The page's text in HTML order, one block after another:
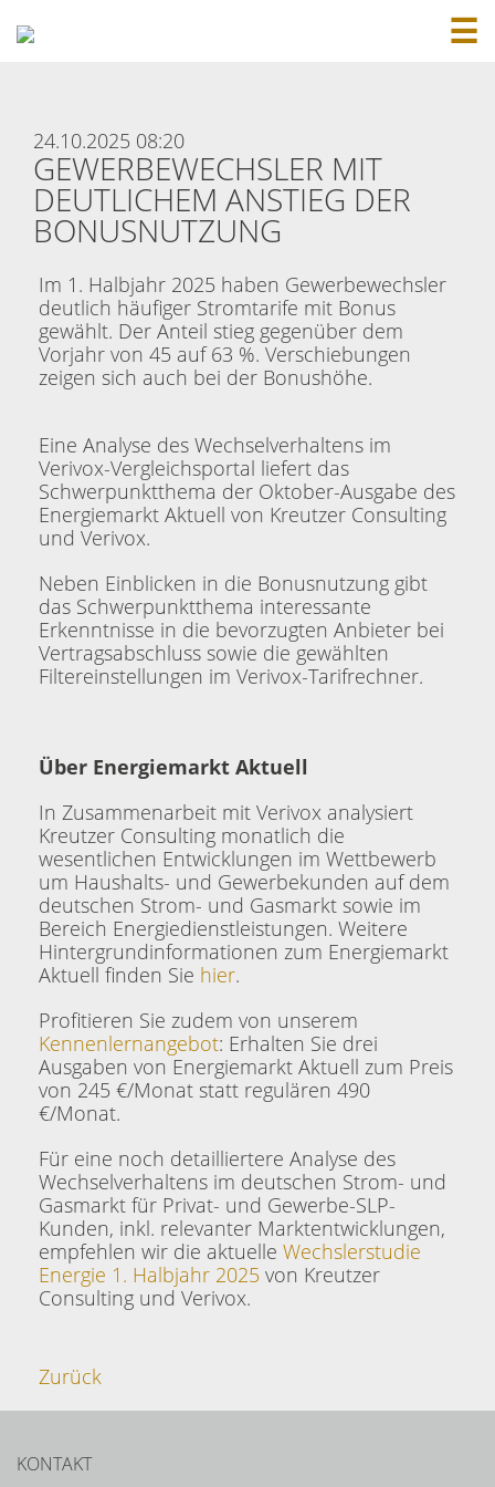
☰
24.10.2025 08:20
GEWERBEWECHSLER MIT
DEUTLICHEM ANSTIEG DER
BONUSNUTZUNG
Im 1. Halbjahr 2025 haben Gewerbewechsler
deutlich häufiger Stromtarife mit Bonus
gewählt. Der Anteil stieg gegenüber dem
Vorjahr von 45 auf 63 %. Verschiebungen
zeigen sich auch bei der Bonushöhe.
Eine Analyse des Wechselverhaltens im
Verivox-Vergleichsportal liefert das
Schwerpunktthema der Oktober-Ausgabe des
Energiemarkt Aktuell von Kreutzer Consulting
und Verivox.
Neben Einblicken in die Bonusnutzung gibt
das Schwerpunktthema interessante
Erkenntnisse in die bevorzugten Anbieter bei
Vertragsabschluss sowie die gewählten
Filtereinstellungen im Verivox-Tarifrechner.
Über Energiemarkt Aktuell
In Zusammenarbeit mit Verivox analysiert
Kreutzer Consulting monatlich die
wesentlichen Entwicklungen im Wettbewerb
um Haushalts- und Gewerbekunden auf dem
deutschen Strom- und Gasmarkt sowie im
Bereich Energiedienstleistungen. Weitere
Hintergrundinformationen zum Energiemarkt
Aktuell finden Sie hier.
Profitieren Sie zudem von unserem
Kennenlernangebot: Erhalten Sie drei
Ausgaben von Energiemarkt Aktuell zum Preis
von 245 €/Monat statt regulären 490
€/Monat.
Für eine noch detailliertere Analyse des
Wechselverhaltens im deutschen Strom- und
Gasmarkt für Privat- und Gewerbe-SLP-
Kunden, inkl. relevanter Marktentwicklungen,
empfehlen wir die aktuelle Wechslerstudie
Energie 1. Halbjahr 2025 von Kreutzer
Consulting und Verivox.
Zurück
KONTAKT